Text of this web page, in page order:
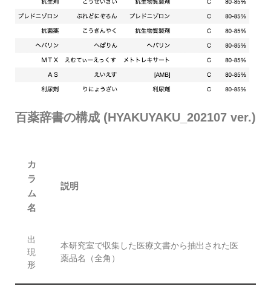
百薬辞書の構成 (HYAKUYAKU_202107 ver.)
カ
ラ
ム
名
説明
出
現
形
本研究室で収集した医療文書から抽出された医
薬品名（全角）